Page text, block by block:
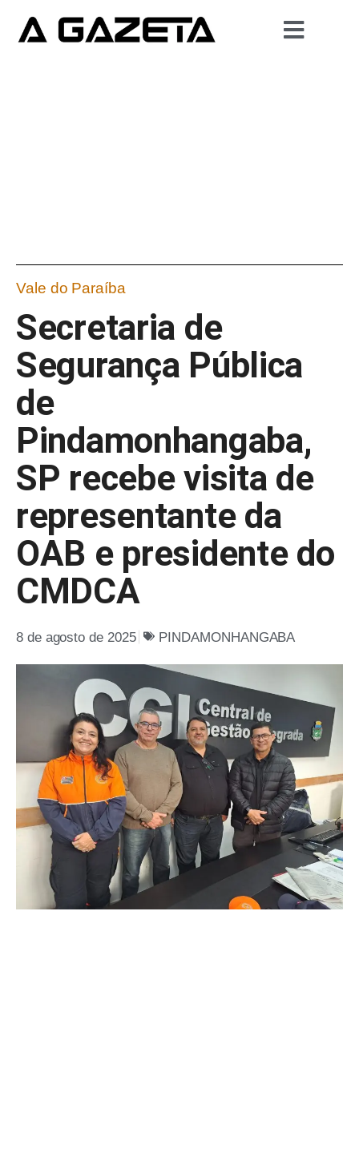
Vale do Paraíba
Secretaria de
Segurança Pública
de
Pindamonhangaba,
SP recebe visita de
representante da
OAB e presidente do
CMDCA
8 de agosto de 2025 PINDAMONHANGABA